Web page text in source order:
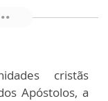
cristãs
Apóstolos, a